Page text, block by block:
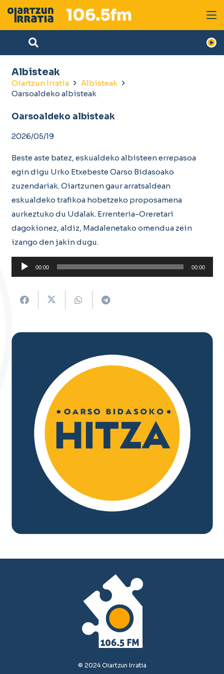
Albisteak
Oiartzun Irratia
Albisteak
Oarsoaldeko albisteak
Oarsoaldeko albisteak
2026/05/19
Beste aste batez, eskualdeko albisteen errepasoa
egin digu Urko Etxebeste Oarso Bidasoako
zuzendariak. Oiartzunen gaur arratsaldean
eskualdeko trafikoa hobetzeko proposamena
aurkeztuko du Udalak. Errenteria-Oreretari
dagokionez, aldiz, Madalenetako omendua zein
izango den jakin dugu.
Soinu
erreproduzigailua
00:00 00:00
© 2024 Oiartzun Irratia